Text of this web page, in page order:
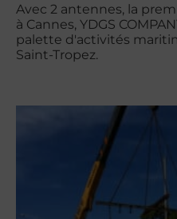
Avec 2 antennes, la
à Cannes, YDGS
palette d'activités
Saint-Tropez.